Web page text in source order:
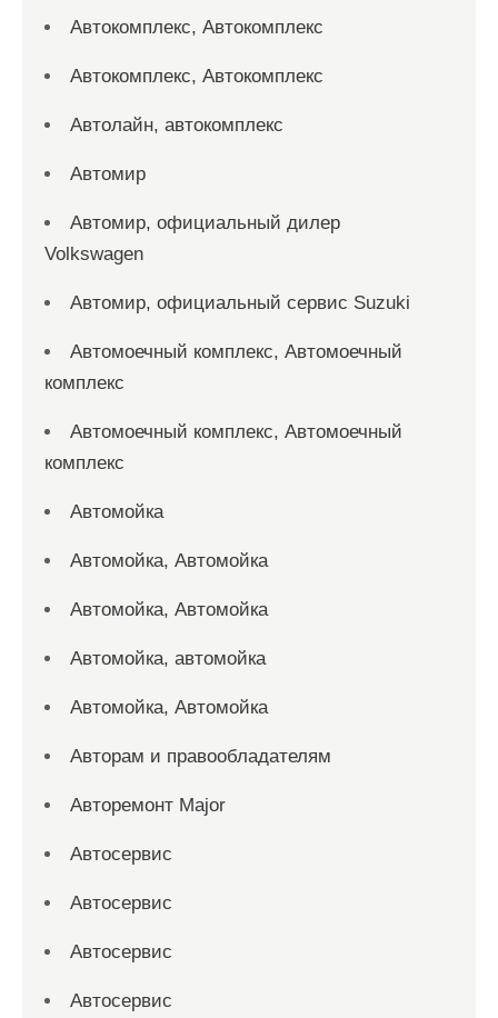
Автокомплекс, Автокомплекс
Автокомплекс, Автокомплекс
Автолайн, автокомплекс
Автомир
Автомир, официальный дилер
Volkswagen
Автомир, официальный сервис Suzuki
Автомоечный комплекс, Автомоечный
комплекс
Автомоечный комплекс, Автомоечный
комплекс
Автомойка
Автомойка, Автомойка
Автомойка, Автомойка
Автомойка, автомойка
Автомойка, Автомойка
Авторам и правообладателям
Авторемонт Major
Автосервис
Автосервис
Автосервис
Автосервис